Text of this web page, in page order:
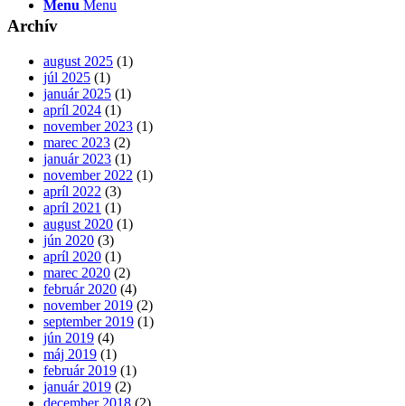
Menu Menu
Archív
august 2025 (1)
júl 2025 (1)
január 2025 (1)
apríl 2024 (1)
november 2023 (1)
marec 2023 (2)
január 2023 (1)
november 2022 (1)
apríl 2022 (3)
apríl 2021 (1)
august 2020 (1)
jún 2020 (3)
apríl 2020 (1)
marec 2020 (2)
február 2020 (4)
november 2019 (2)
september 2019 (1)
jún 2019 (4)
máj 2019 (1)
február 2019 (1)
január 2019 (2)